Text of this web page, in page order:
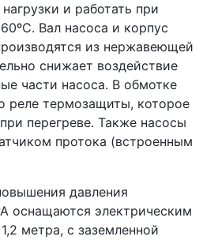
и работать при
Вал насоса и корпус
из нержавеющей
снижает воздействие
части насоса. В обмотке
реле термозащиты, которое
перегреве. Также насосы
протока (встроенным
давления
оснащаются электрическим
метра, с заземленной